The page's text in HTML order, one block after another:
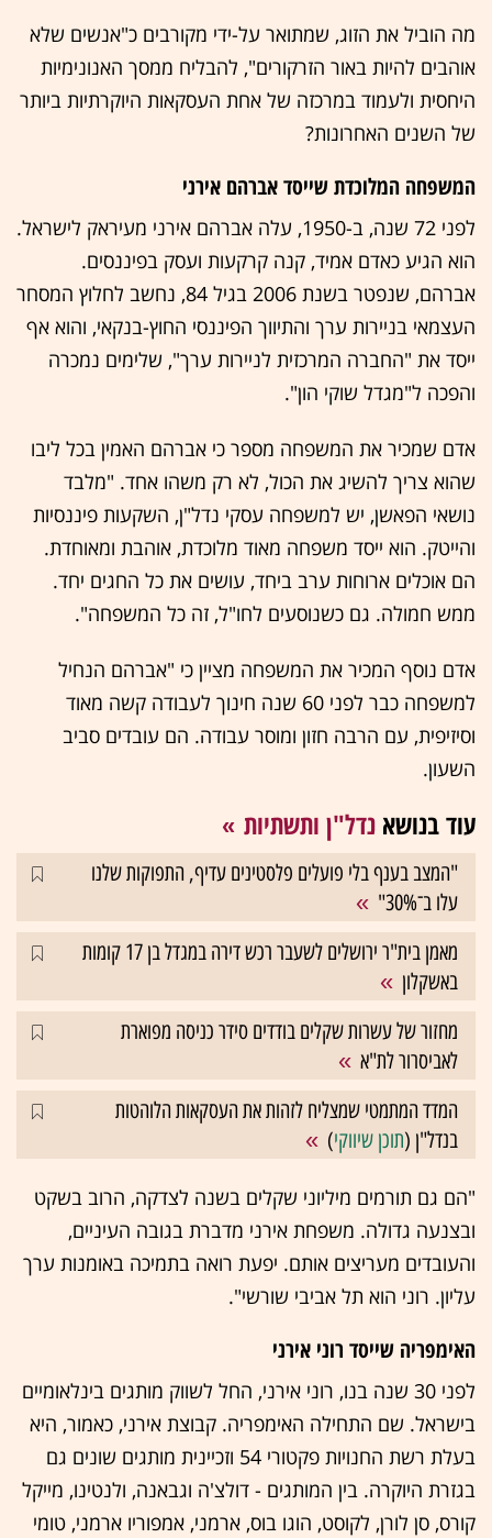
מה הוביל את הזוג, שמתואר על-ידי מקורבים כ"אנשים שלא
אוהבים להיות באור הזרקורים", להבליח ממסך האנונימיות
היחסית ולעמוד במרכזה של אחת העסקאות היוקרתיות ביותר
של השנים האחרונות?
המשפחה המלוכדת שייסד אברהם אירני
לפני 72 שנה, ב-1950, עלה אברהם אירני מעיראק לישראל.
הוא הגיע כאדם אמיד, קנה קרקעות ועסק בפיננסים.
אברהם, שנפטר בשנת 2006 בגיל 84, נחשב לחלוץ המסחר
העצמאי בניירות ערך והתיווך הפיננסי החוץ-בנקאי, והוא אף
ייסד את "החברה המרכזית לניירות ערך", שלימים נמכרה
והפכה ל"מגדל שוקי הון".
אדם שמכיר את המשפחה מספר כי אברהם האמין בכל ליבו
שהוא צריך להשיג את הכול, לא רק משהו אחד. "מלבד
נושאי הפאשן, יש למשפחה עסקי נדל"ן, השקעות פיננסיות
והייטק. הוא ייסד משפחה מאוד מלוכדת, אוהבת ומאוחדת.
הם אוכלים ארוחות ערב ביחד, עושים את כל החגים יחד.
ממש חמולה. גם כשנוסעים לחו"ל, זה כל המשפחה".
אדם נוסף המכיר את המשפחה מציין כי "אברהם הנחיל
למשפחה כבר לפני 60 שנה חינוך לעבודה קשה מאוד
וסיזיפית, עם הרבה חזון ומוסר עבודה. הם עובדים סביב
השעון.
עוד בנושא נדל"ן ותשתיות
"המצב בענף בלי פועלים פלסטינים עדיף, התפוקות שלנו
עלו ב־30%"
מאמן בית"ר ירושלים לשעבר רכש דירה במגדל בן 17 קומות
באשקלון
מחזור של עשרות שקלים בודדים סידר כניסה מפוארת
לאביסרור לת"א
המדד המתמטי שמצליח לזהות את העסקאות הלוהטות
בנדל"ן (תוכן שיווקי)
"הם גם תורמים מיליוני שקלים בשנה לצדקה, הרוב בשקט
ובצנעה גדולה. משפחת אירני מדברת בגובה העיניים,
והעובדים מעריצים אותם. יפעת רואה בתמיכה באומנות ערך
עליון. רוני הוא תל אביבי שורשי".
האימפריה שייסד רוני אירני
לפני 30 שנה בנו, רוני אירני, החל לשווק מותגים בינלאומיים
בישראל. שם התחילה האימפריה. קבוצת אירני, כאמור, היא
בעלת רשת החנויות פקטורי 54 וזכיינית מותגים שונים גם
בגזרת היוקרה. בין המותגים - דולצ'ה וגבאנה, ולנטינו, מייקל
קורס, סן לורן, לקוסט, הוגו בוס, ארמני, אמפוריו ארמני, טומי